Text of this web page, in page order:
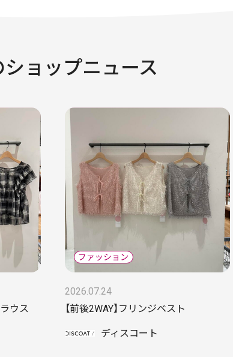
ショップニュース
ウス
2026.07.24
【前後2WAY】フリンジベスト
ディスコート